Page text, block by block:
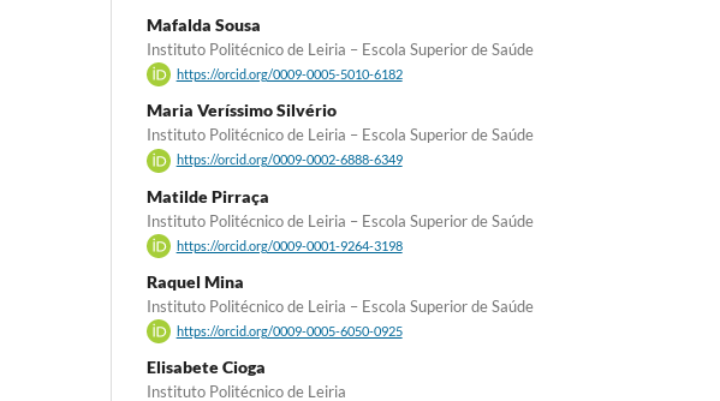
Mafalda Sousa
Instituto Politécnico de Leiria – Escola Superior de Saúde
https://orcid.org/0009-0005-5010-6182
Maria Veríssimo Silvério
Instituto Politécnico de Leiria – Escola Superior de Saúde
https://orcid.org/0009-0002-6888-6349
Matilde Pirraça
Instituto Politécnico de Leiria – Escola Superior de Saúde
https://orcid.org/0009-0001-9264-3198
Raquel Mina
Instituto Politécnico de Leiria – Escola Superior de Saúde
https://orcid.org/0009-0005-6050-0925
Elisabete Cioga
Instituto Politécnico de Leiria